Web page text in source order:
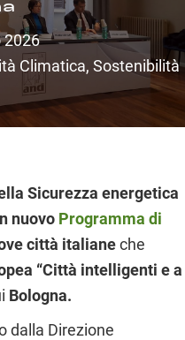
2026
Climatica, Sostenibilità
Sicurezza energetica
nuovo Programma di
città italianeche
“Città intelligenti e a
Bologna.
dalla Direzione